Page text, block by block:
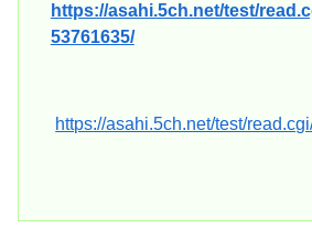
https://asahi.5ch.net/test/
53761635/
https://asahi.5ch.net/test/